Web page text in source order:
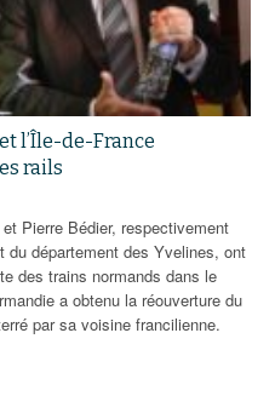
l’Île-de-France
rails
Pierre Bédier, respectivement
du département des Yvelines, ont
des trains normands dans le
a obtenu la réouverture du
par sa voisine francilienne.